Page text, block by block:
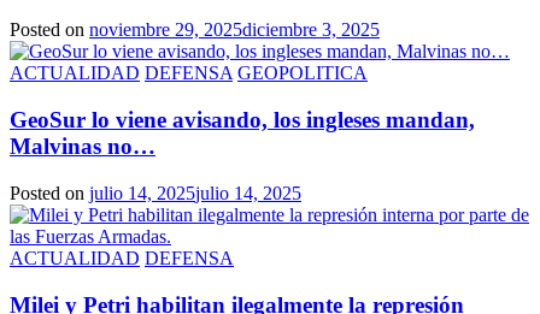
Posted on noviembre 29, 2025diciembre 3, 2025
ACTUALIDAD DEFENSA GEOPOLITICA
GeoSur lo viene avisando, los ingleses mandan,
Malvinas no…
Posted on julio 14, 2025julio 14, 2025
ACTUALIDAD DEFENSA
Milei y Petri habilitan ilegalmente la represión